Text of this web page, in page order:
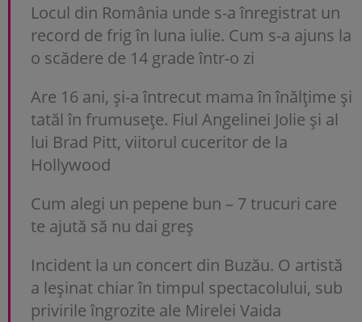
Locul din România unde s-a înregistrat un
record de frig în luna iulie. Cum s-a ajuns la
o scădere de 14 grade într-o zi
Are 16 ani, și-a întrecut mama în înălțime și
tatăl în frumusețe. Fiul Angelinei Jolie și al
lui Brad Pitt, viitorul cuceritor de la
Hollywood
Cum alegi un pepene bun – 7 trucuri care
te ajută să nu dai greș
Incident la un concert din Buzău. O artistă
a leșinat chiar în timpul spectacolului, sub
privirile îngrozite ale Mirelei Vaida